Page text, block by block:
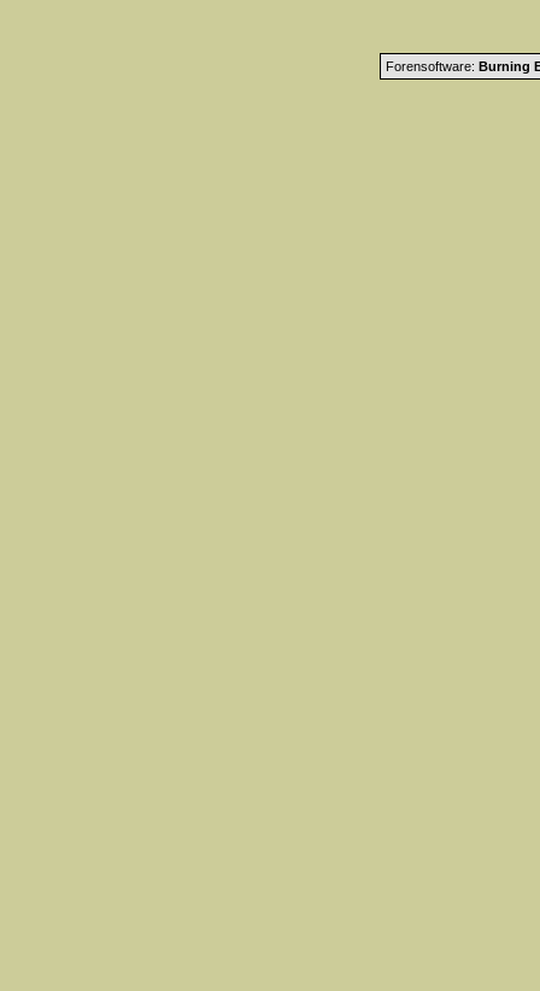
Forensoftware: Burning